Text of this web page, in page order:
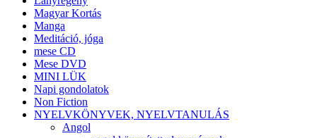
Magyar Kortás
Manga
Meditáció, jóga
mese CD
Mese DVD
MINI LÜK
Napi gondolatok
Non Fiction
NYELVKÖNYVEK, NYELVTANULÁS
Angol